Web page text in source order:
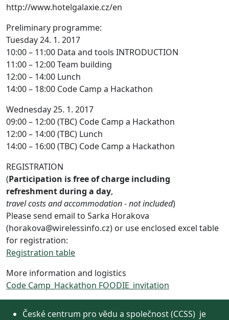
http://www.hotelgalaxie.cz/en
Preliminary programme:
Tuesday 24. 1. 2017
10:00 – 11:00 Data and tools INTRODUCTION
11:00 – 12:00 Team building
12:00 – 14:00 Lunch
14:00 – 18:00 Code Camp a Hackathon
Wednesday 25. 1. 2017
09:00 – 12:00 (TBC) Code Camp a Hackathon
12:00 – 14:00 (TBC) Lunch
14:00 – 16:00 (TBC) Code Camp a Hackathon
REGISTRATION
(Participation is free of charge including
refreshment during a day,
travel costs and accommodation - not included)
Please send email to Sarka Horakova
(horakova@wirelessinfo.cz) or use enclosed excel table
for registration:
Registration table
More information and logistics
Code Camp_Hackathon FOODIE_invitation
České centrum pro vědu a společnost (CCSS) je